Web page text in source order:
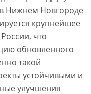
в Нижнем Новгороде
крупнейшее
что
обновленного
такой
устойчивыми и
улучшения